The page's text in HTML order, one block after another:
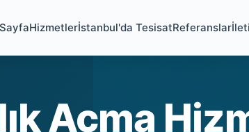
Hizmetlerİstanbul'da TesisatReferanslar
Açma